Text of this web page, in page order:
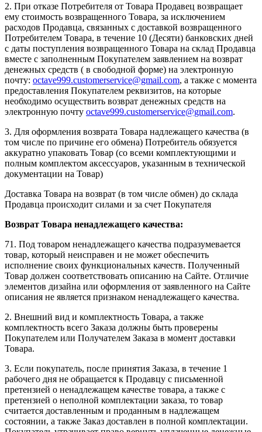
2. При отказе Потребителя от Товара Продавец возвращает
ему стоимость возвращенного Товара, за исключением
расходов Продавца, связанных с доставкой возвращенного
Потребителем Товара, в течение 10 (Десяти) банковских дней
с даты поступления возвращенного Товара на склад Продавца
вместе с заполненным Покупателем заявлением на возврат
денежных средств ( в свободной форме) на электронную
почту: octave999.customerservice@gmail.com, а также с момента
предоставления Покупателем реквизитов, на которые
необходимо осуществить возврат денежных средств на
электронную почту octave999.customerservice@gmail.com.
3. Для оформления возврата Товара надлежащего качества (в
том числе по причине его обмена) Потребитель обязуется
аккуратно упаковать Товар (со всеми комплектующими и
полным комплектом аксессуаров, указанным в технической
документации на Товар)
Доставка Товара на возврат (в том числе обмен) до склада
Продавца происходит силами и за счет Покупателя
Возврат Товара ненадлежащего качества:
71. Под товаром ненадлежащего качества подразумевается
товар, который неисправен и не может обеспечить
исполнение своих функциональных качеств. Полученный
Товар должен соответствовать описанию на Сайте. Отличие
элементов дизайна или оформления от заявленного на Сайте
описания не является признаком ненадлежащего качества.
2. Внешний вид и комплектность Товара, а также
комплектность всего Заказа должны быть проверены
Покупателем или Получателем Заказа в момент доставки
Товара.
3. Если покупатель, после принятия Заказа, в течение 1
рабочего дня не обращается к Продавцу с письменной
претензией о ненадлежащем качестве товара, а также с
претензией о неполной комплектации заказа, то товар
считается доставленным и проданным в надлежащем
состоянии, а также Заказ доставлен в полной комплектации.